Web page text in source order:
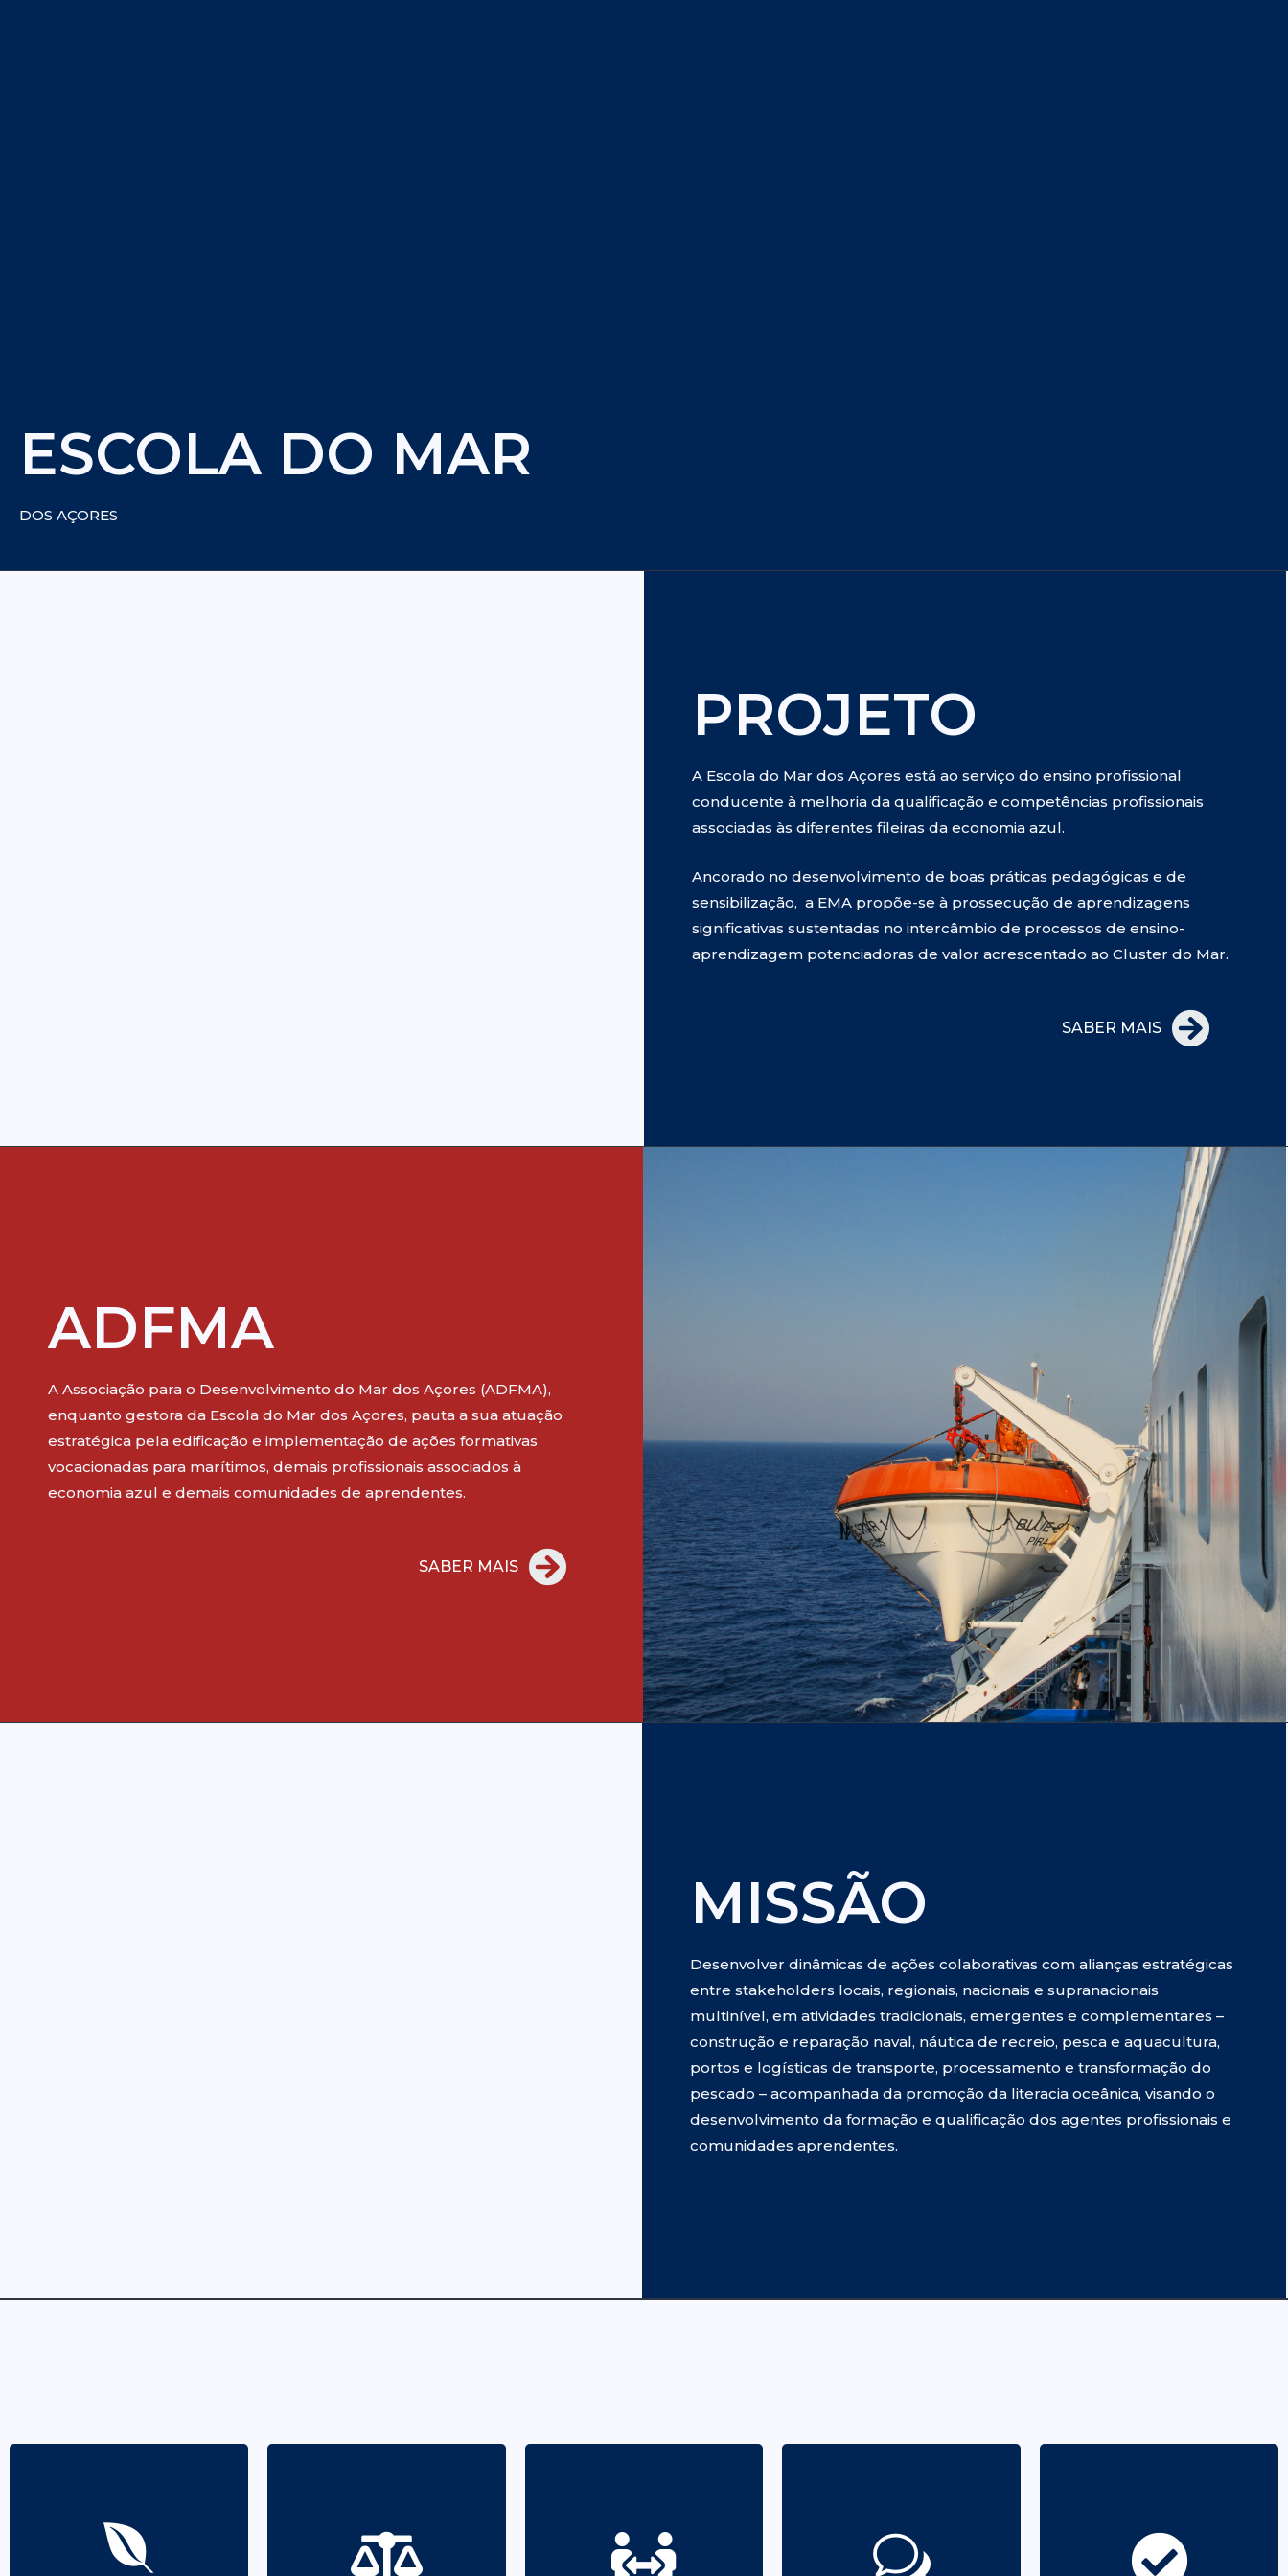
ESCOLA DO MAR
DOS AÇORES
PROJETO
A Escola do Mar dos Açores está ao serviço do ensino profissional
conducente à melhoria da qualificação e competências profissionais
associadas às diferentes fileiras da economia azul.
Ancorado no desenvolvimento de boas práticas pedagógicas e de
sensibilização, a EMA propõe-se à prossecução de aprendizagens
significativas sustentadas no intercâmbio de processos de ensino-
aprendizagem potenciadoras de valor acrescentado ao Cluster do Mar.
SABER MAIS
ADFMA
A Associação para o Desenvolvimento do Mar dos Açores (ADFMA),
enquanto gestora da Escola do Mar dos Açores, pauta a sua atuação
estratégica pela edificação e implementação de ações formativas
vocacionadas para marítimos, demais profissionais associados à
economia azul e demais comunidades de aprendentes.
SABER MAIS
MISSÃO
Desenvolver dinâmicas de ações colaborativas com alianças estratégicas
entre stakeholders locais, regionais, nacionais e supranacionais
multinível, em atividades tradicionais, emergentes e complementares –
construção e reparação naval, náutica de recreio, pesca e aquacultura,
portos e logísticas de transporte, processamento e transformação do
pescado – acompanhada da promoção da literacia oceânica, visando o
desenvolvimento da formação e qualificação dos agentes profissionais e
comunidades aprendentes.
Pautar a sua atividade
procurando a
Pautar a sua atuação
atuação com
comunicação
inovação e o rigor em
todos os domínios da